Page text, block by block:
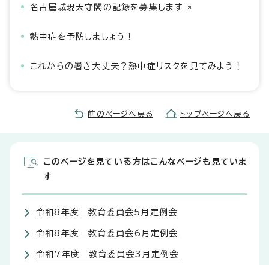
名古屋城現天守閣の記録を募集します
熱中症を予防しましょう！
これからの暑さ大丈夫？熱中症リスクを見てみよう！
前のページへ戻る トップページへ戻る
このページを見ている方はこんなページも見ていま
す
令和8年度 教育委員会5月定例会
令和8年度 教育委員会6月定例会
令和7年度 教育委員会3月定例会